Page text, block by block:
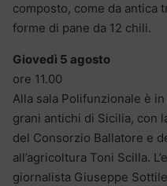
composto, come da antica
forme di pane da 12 chili.
Giovedì 5 agosto
ore 11.00
Alla sala Polifunzionale è
grani antichi di Sicilia, con
del Consorzio Ballatore e
all’agricoltura Toni Scilla.
giornalista Giuseppe